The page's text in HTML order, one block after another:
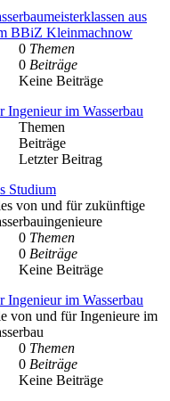
aus
BBiZ Kleinmachnow
0 Themen
0 Beiträge
Keine Beiträge
Ingenieur im Wasserbau
Themen
Beiträge
Letzter Beitrag
Studium
von und für zukünftige
0 Themen
0 Beiträge
Keine Beiträge
Ingenieur im Wasserbau
von und für Ingenieure im
0 Themen
0 Beiträge
Keine Beiträge